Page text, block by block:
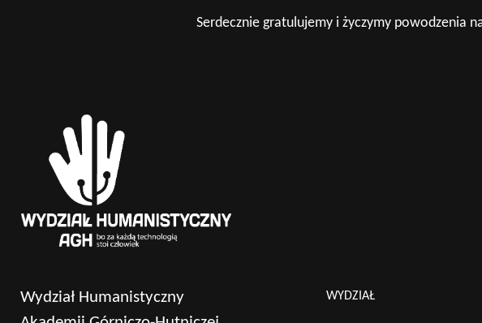
Serdecznie gratulujemy i życzymy powodzenia
Wydział Humanistyczny
WYDZIAŁ